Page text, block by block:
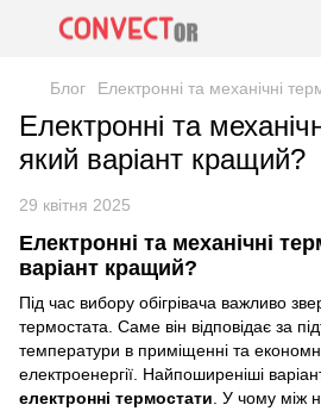
Блог Електронні та механічні
Електронні та
який варіант кращий?
29 квітня 2025
Електронні та механічні
варіант кращий?
Під час вибору обігрівача важливо
термостата. Саме він відповідає за
температури в приміщенні та
електроенергії. Найпоширеніші
електронні термостати. У чому між